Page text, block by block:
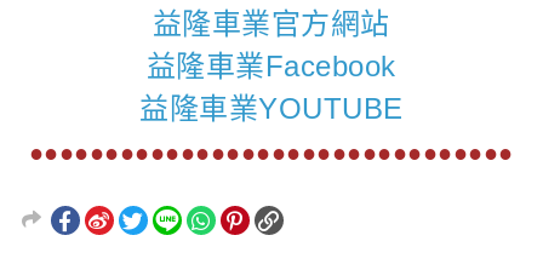
益隆車業官方網站
益隆車業Facebook
益隆車業YOUTUBE
●●●●●●●●●●●●●●●●●●●●●●●●●●●●●●●●